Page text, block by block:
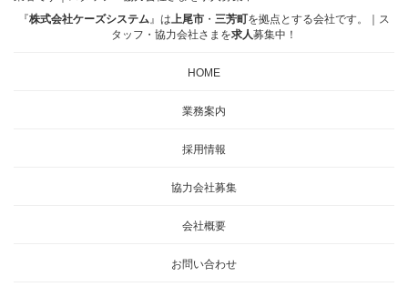
『株式会社ケーズシステム』は上尾市 ・ 三芳町を拠点とする会社です。｜ス
タッフ・協力会社さまを求人募集中！
HOME
業務案内
採用情報
協力会社募集
会社概要
お問い合わせ